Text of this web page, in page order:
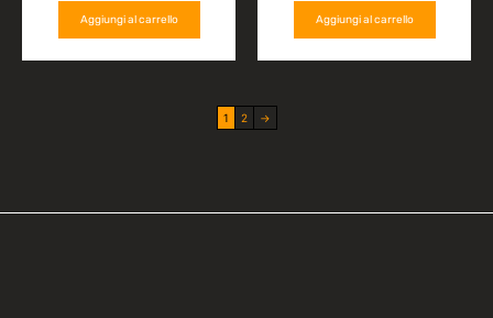
Aggiungi al carrello Aggiungi al carrello
1 2 →